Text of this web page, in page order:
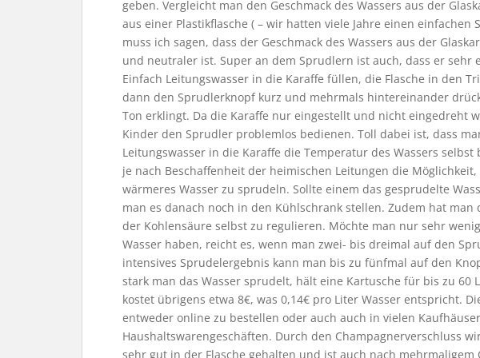
geben. Vergleicht man den Geschmack des Wassers aus der
aus einer Plastikflasche ( – wir hatten viele Jahre einen einfachen
muss ich sagen, dass der Geschmack des Wassers aus der
und neutraler ist. Super an dem Sprudlern ist auch, dass er sehr
Einfach Leitungswasser in die Karaffe füllen, die Flasche in den
dann den Sprudlerknopf kurz und mehrmals hintereinander
Ton erklingt. Da die Karaffe nur eingestellt und nicht eingedreht
Kinder den Sprudler problemlos bedienen. Toll dabei ist, dass
Leitungswasser in die Karaffe die Temperatur des Wassers selbst
je nach Beschaffenheit der heimischen Leitungen die
wärmeres Wasser zu sprudeln. Sollte einem das gesprudelte
man es danach noch in den Kühlschrank stellen. Zudem hat
der Kohlensäure selbst zu regulieren. Möchte man nur sehr
Wasser haben, reicht es, wenn man zwei- bis dreimal auf den
intensives Sprudelergebnis kann man bis zu fünfmal auf den
stark man das Wasser sprudelt, hält eine Kartusche für bis zu 60
kostet übrigens etwa 8€, was 0,14€ pro Liter Wasser entspricht.
entweder online zu bestellen oder auch auch in vielen
Haushaltswarengeschäften. Durch den Champagnerverschluss
sehr gut in der Flasche gehalten und ist auch nach